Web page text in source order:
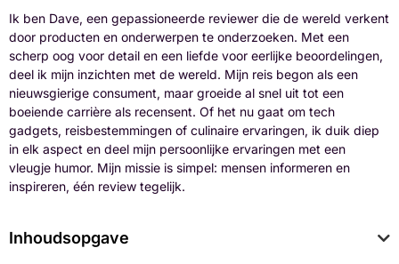
Ik ben Dave, een gepassioneerde reviewer die de wereld verkent
door producten en onderwerpen te onderzoeken. Met een
scherp oog voor detail en een liefde voor eerlijke beoordelingen,
deel ik mijn inzichten met de wereld. Mijn reis begon als een
nieuwsgierige consument, maar groeide al snel uit tot een
boeiende carrière als recensent. Of het nu gaat om tech
gadgets, reisbestemmingen of culinaire ervaringen, ik duik diep
in elk aspect en deel mijn persoonlijke ervaringen met een
vleugje humor. Mijn missie is simpel: mensen informeren en
inspireren, één review tegelijk.
Inhoudsopgave